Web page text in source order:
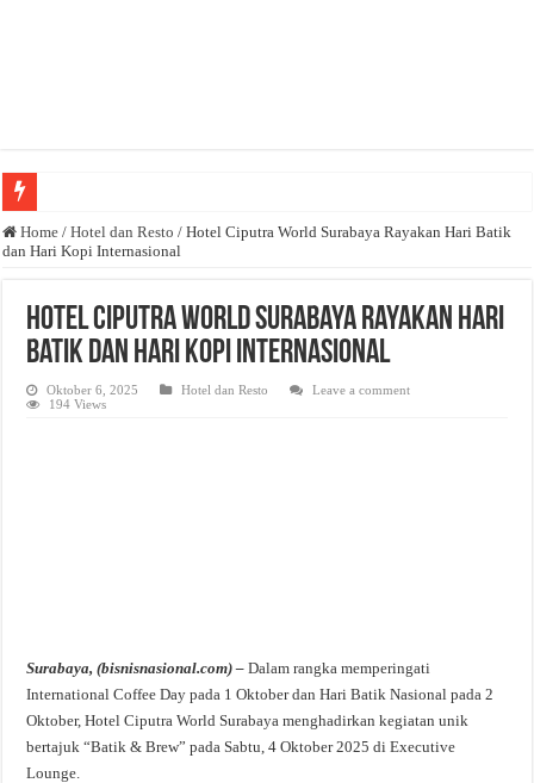
Anda butuh promosi usaha? Kontak ke Email redaksi@bisnisnasional.com
Dibutuhkan Marketing. Lamaran di-email ke redaksi@bisnisnasional.com
Home / Hotel dan Resto / Hotel Ciputra World Surabaya Rayakan Hari Batik
dan Hari Kopi Internasional
Hotel Ciputra World Surabaya Rayakan Hari
Batik dan Hari Kopi Internasional
Oktober 6, 2025 Hotel dan Resto
Leave a comment
194 Views
Surabaya, (bisnisnasional.com) – Dalam rangka memperingati
International Coffee Day pada 1 Oktober dan Hari Batik Nasional pada 2
Oktober, Hotel Ciputra World Surabaya menghadirkan kegiatan unik
bertajuk “Batik & Brew” pada Sabtu, 4 Oktober 2025 di Executive
Lounge.